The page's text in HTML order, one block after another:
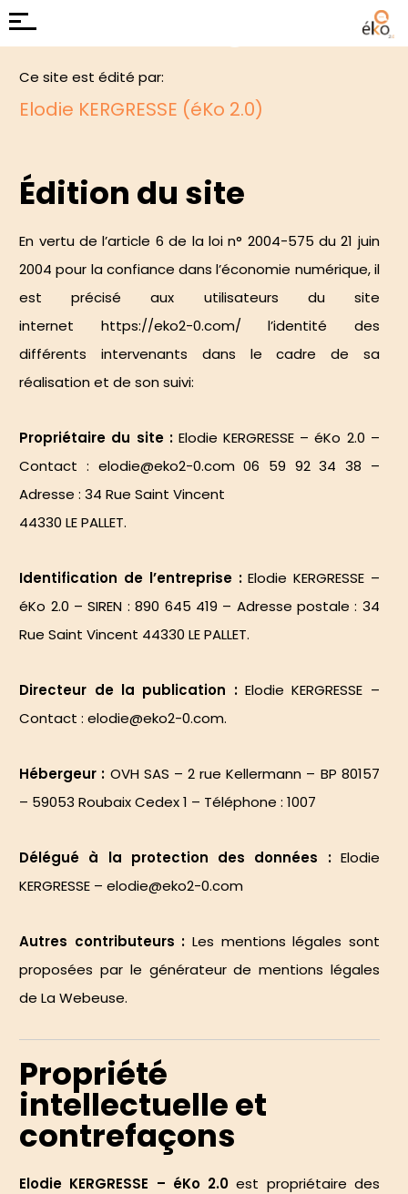
Mentions légales
Ce site est édité par:
Elodie KERGRESSE (éKo 2.0)
Édition du site
En vertu del’article 6 de la loi n° 2004-575 du 21 juin
2004 pour la confiance dans l’économie numérique, il
est précisé aux utilisateurs du site
internet https://eko2-0.com/ l’identité des
différents intervenants dans le cadre de sa
réalisation et de son suivi:
Propriétaire du site : Elodie KERGRESSE – éKo 2.0 –
Contact : elodie@eko2-0.com 06 59 92 34 38 –
Adresse : 34 Rue Saint Vincent
44330 LE PALLET.
Identification de l’entreprise :Elodie KERGRESSE –
éKo 2.0 – SIREN : 890 645 419 – Adresse postale : 34
Rue Saint Vincent 44330 LE PALLET.
Directeur de la publication :Elodie KERGRESSE –
Contact : elodie@eko2-0.com.
Hébergeur : OVH SAS – 2 rue Kellermann – BP 80157
– 59053 Roubaix Cedex 1 – Téléphone : 1007
Délégué à la protection des données : Elodie
KERGRESSE – elodie@eko2-0.com
Autres contributeurs : Les mentions légales sont
proposées par le générateur de mentions légales
de La Webeuse.
Propriété
intellectuelle et
contrefaçons
Elodie KERGRESSE – éKo 2.0 est propriétaire des